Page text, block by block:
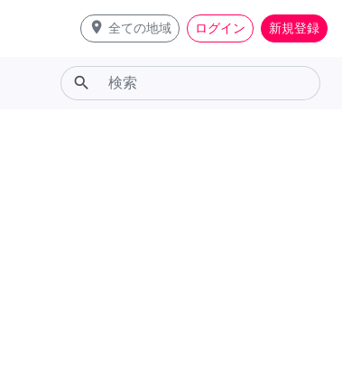
place 全ての地域 ログイン 新規登録
search